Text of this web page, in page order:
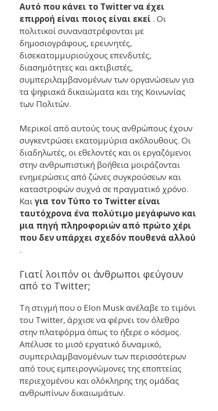
Αυτό που κάνει το Twitter να έχει
επιρροή είναι ποιος είναι εκεί . Οι
πολιτικοί συναναστρέφονται με
δημοσιογράφους, ερευνητές,
δισεκατομμυριούχους επενδυτές,
διασημότητες και ακτιβιστές,
συμπεριλαμβανομένων των οργανώσεων για
τα ψηφιακά δικαιώματα και της Κοινωνίας
των Πολιτών.
Μερικοί από αυτούς τους ανθρώπους έχουν
συγκεντρώσει εκατομμύρια ακόλουθους. Οι
διαδηλωτές, οι εθελοντές και οι εργαζόμενοι
στην ανθρωπιστική βοήθεια μοιράζονται
ενημερώσεις από ζώνες συγκρούσεων και
καταστροφών συχνά σε πραγματικό χρόνο.
Καιγια τον Τύπο το Twitter είναι
ταυτόχρονα ένα πολύτιμο μεγάφωνο και
μια πηγή πληροφοριών από πρώτο χέρι
που δεν υπάρχει σχεδόν πουθενά αλλού
.
Γιατί λοιπόν οι άνθρωποι φεύγουν
από το Twitter;
Τη στιγμή που ο Elon Musk ανέλαβε το τιμόνι
του Twitter, άρχισε να φέρνει τον όλεθρο
στην πλατφόρμα όπως το ήξερε ο κόσμος.
Απέλυσε το μισό εργατικό δυναμικό,
συμπεριλαμβανομένων των περισσότερων
από τους εμπειρογνώμονες της εποπτείας
περιεχομένου και ολόκληρης της ομάδας
ανθρωπίνων δικαιωμάτων.